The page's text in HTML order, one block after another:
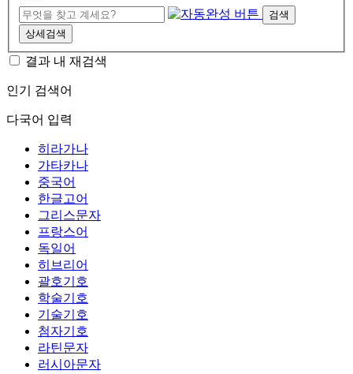
검색
상세검색
결과 내 재검색
인기 검색어
다국어 입력
히라가나
가타카나
중국어
한글고어
그리스문자
프랑스어
독일어
히브리어
괄호기호
학술기호
기술기호
첨자기호
라틴문자
러시아문자